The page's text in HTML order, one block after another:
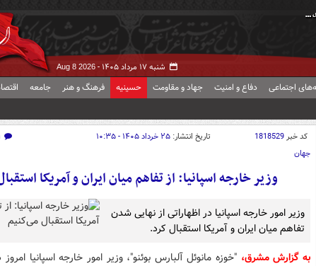
شنبه ۱۷ مرداد ۱۴۰۵ - Aug 8 2026
اجتماعی دفاع و امنیت جهاد و مقاومت حسینیه فرهنگ و هنر جامعه
کد خبر1818529 تاریخ انتشار: ۲۵ خرداد ۱۴۰۵ - ۱۰:۳۵
جهان
وزیر خارجه اسپانیا: از تفاهم میان ایران و آمریکا
وزیر امور خارجه اسپانیا در اظهاراتی از نهایی شدن
تفاهم میان ایران و آمریکا استقبال کرد.
به گزارش مشرق، "خوزه مانوئل آلبارس بوئنو"، وزیر امور خارجه اسپانیا